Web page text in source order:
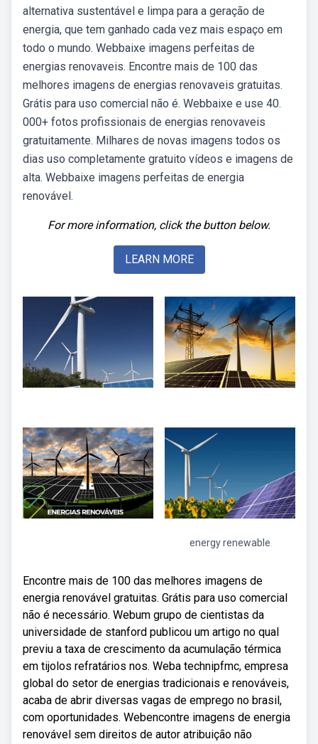
alternativa sustentável e limpa para a geração de
energia, que tem ganhado cada vez mais espaço em
todo o mundo. Webbaixe imagens perfeitas de
energias renovaveis. Encontre mais de 100 das
melhores imagens de energias renovaveis gratuitas.
Grátis para uso comercial não é. Webbaixe e use 40.
000+ fotos profissionais de energias renovaveis
gratuitamente. Milhares de novas imagens todos os
dias uso completamente gratuito vídeos e imagens de
alta. Webbaixe imagens perfeitas de energia
renovável.
For more information, click the button below.
LEARN MORE
energy renewable
Encontre mais de 100 das melhores imagens de
energia renovável gratuitas. Grátis para uso comercial
não é necessário. Webum grupo de cientistas da
universidade de stanford publicou um artigo no qual
previu a taxa de crescimento da acumulação térmica
em tijolos refratários nos. Weba technipfmc, empresa
global do setor de energias tradicionais e renováveis,
acaba de abrir diversas vagas de emprego no brasil,
com oportunidades. Webencontre imagens de energia
renovável sem direitos de autor atribuição não